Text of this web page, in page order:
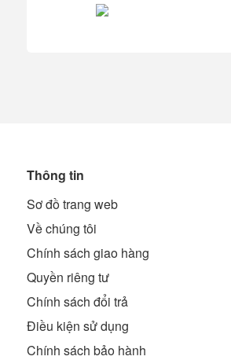
Thông tin
Sơ đồ trang web
Về chúng tôi
Chính sách giao hàng
Quyền riêng tư
Chính sách đổi trả
Điều kiện sử dụng
Chính sách bảo hành